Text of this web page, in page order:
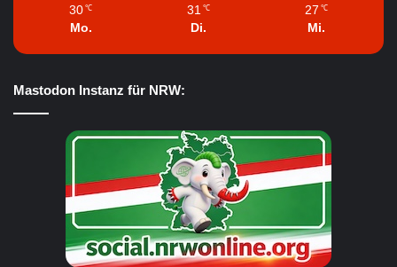
30 ℃
Mo.
31 ℃
Di.
27 ℃
Mi.
Mastodon Instanz für NRW: